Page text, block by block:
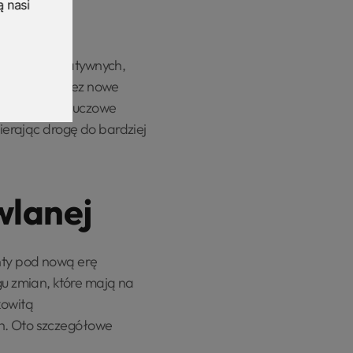
nasi
alternatywnych,
przez nowe
ma kluczowe
drogę do bardziej
pod nową erę
zmian, które mają na
Oto szczegółowe